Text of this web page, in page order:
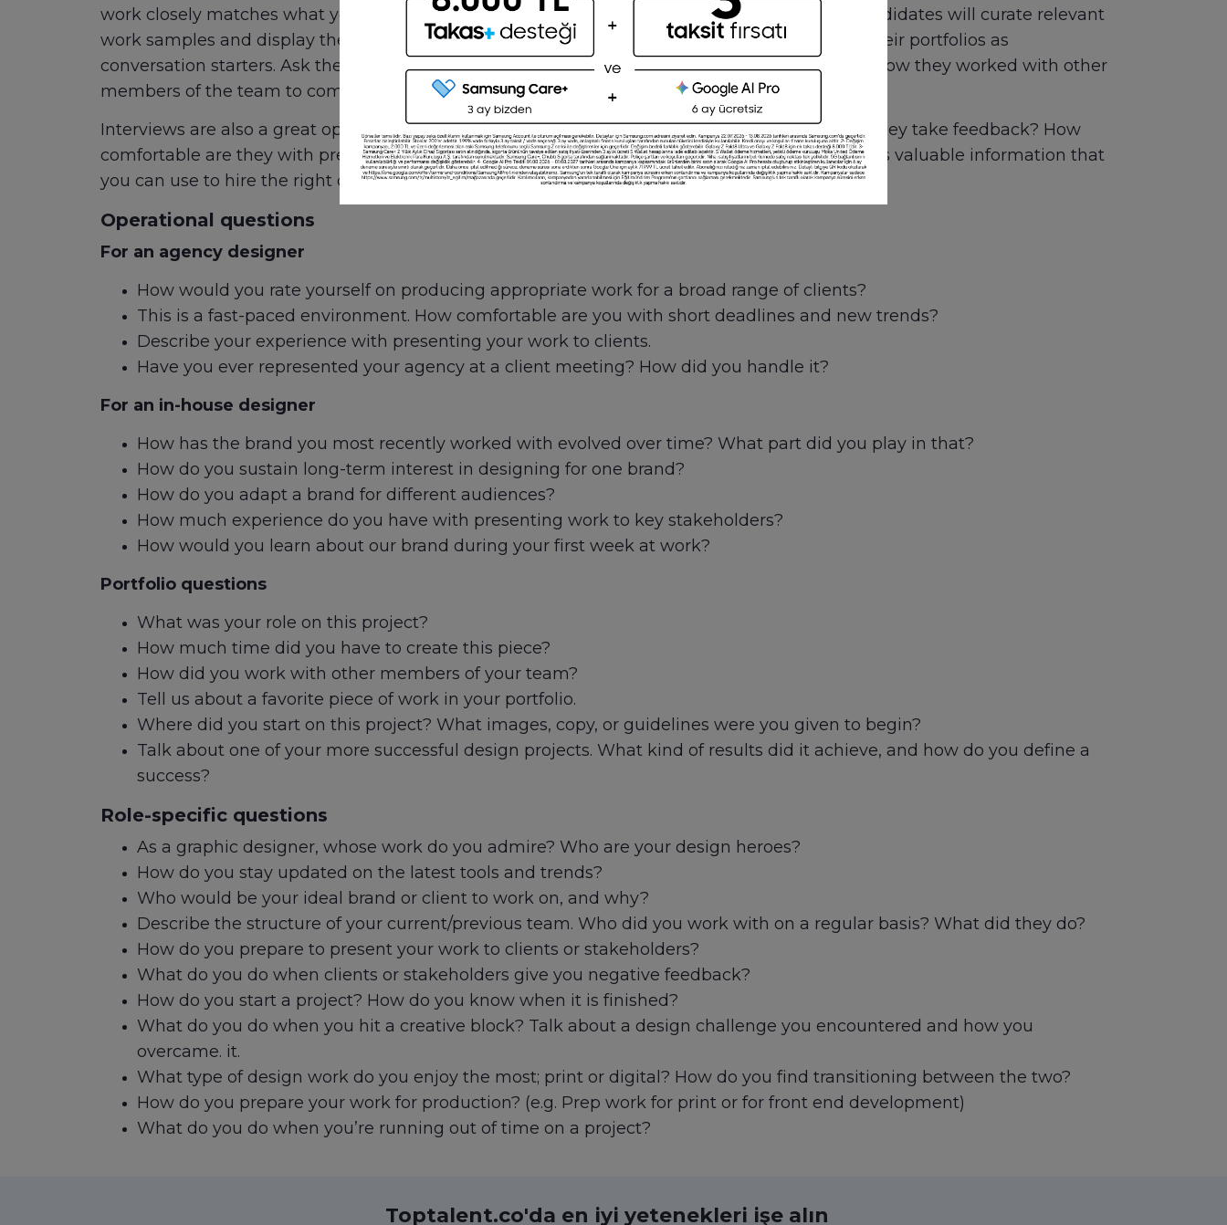
work closely matches what you’re trying to achieve with your visual branding. Outstanding candidates will curate relevant
work samples and display them, either in print or on a mobile device, at their interviews. Use their portfolios as
conversation starters. Ask them about what resources they were given to begin a project, and how they worked with other
members of the team to complete it.
Interviews are also a great opportunity to learn about your candidates’ soft skills. How well do they take feedback? How
comfortable are they with presenting their work to management and stakeholders? All of this is valuable information that
you can use to hire the right designer for your team.
Operational questions
For an agency designer
How would you rate yourself on producing appropriate work for a broad range of clients?
This is a fast-paced environment. How comfortable are you with short deadlines and new trends?
Describe your experience with presenting your work to clients.
Have you ever represented your agency at a client meeting? How did you handle it?
For an in-house designer
How has the brand you most recently worked with evolved over time? What part did you play in that?
How do you sustain long-term interest in designing for one brand?
How do you adapt a brand for different audiences?
How much experience do you have with presenting work to key stakeholders?
How would you learn about our brand during your first week at work?
Portfolio questions
What was your role on this project?
How much time did you have to create this piece?
How did you work with other members of your team?
Tell us about a favorite piece of work in your portfolio.
Where did you start on this project? What images, copy, or guidelines were you given to begin?
Talk about one of your more successful design projects. What kind of results did it achieve, and how do you define a
success?
Role-specific questions
As a graphic designer, whose work do you admire? Who are your design heroes?
How do you stay updated on the latest tools and trends?
Who would be your ideal brand or client to work on, and why?
Describe the structure of your current/previous team. Who did you work with on a regular basis? What did they do?
How do you prepare to present your work to clients or stakeholders?
What do you do when clients or stakeholders give you negative feedback?
How do you start a project? How do you know when it is finished?
What do you do when you hit a creative block? Talk about a design challenge you encountered and how you
overcame. it.
What type of design work do you enjoy the most; print or digital? How do you find transitioning between the two?
How do you prepare your work for production? (e.g. Prep work for print or for front end development)
What do you do when you’re running out of time on a project?
Toptalent.co'da en iyi yetenekleri işe alın